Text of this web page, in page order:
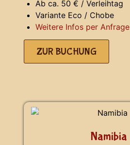
Ab ca. 50 € / Verleihtag
Variante Eco / Chobe
Weitere Infos per Anfrage
ZUR BUCHUNG
Namibia